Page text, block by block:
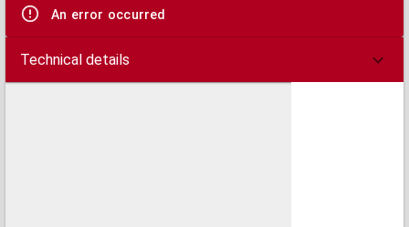
An error occurred
Technical details